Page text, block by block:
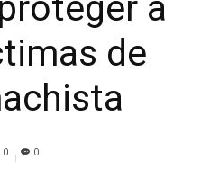
de
0 0